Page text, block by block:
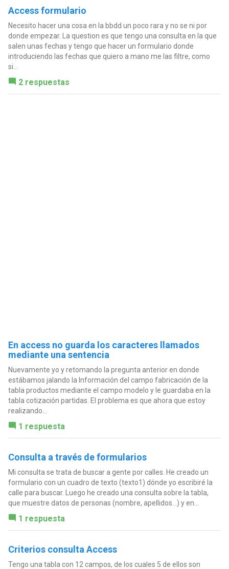
Access formulario
Necesito hacer una cosa en la bbdd un poco rara y no se ni por
donde empezar. La question es que tengo una consulta en la que
salen unas fechas y tengo que hacer un formulario donde
introduciendo las fechas que quiero a mano me las filtre, como
si...
2 respuestas
En access no guarda los caracteres llamados
mediante una sentencia
Nuevamente yo y retomando la pregunta anterior en donde
estábamos jalando la Información del campo fabricación de la
tabla productos mediante el campo modelo y le guardaba en la
tabla cotización partidas. El problema es que ahora que estoy
realizando...
1 respuesta
Consulta a través de formularios
Mi consulta se trata de buscar a gente por calles. He creado un
formulario con un cuadro de texto (texto1) dónde yo escribiré la
calle para buscar. Luego he creado una consulta sobre la tabla,
que muestre datos de personas (nombre, apellidos...) y en...
1 respuesta
Criterios consulta Access
Tengo una tabla con 12 campos, de los cuales 5 de ellos son